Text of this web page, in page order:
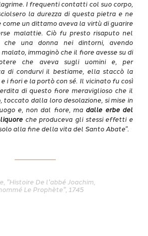
I frequenti contatti col suo corpo,
la durezza di questa pietra e ne
come un dittamo aveva la virtù di guarire
malattie. Ciò fu presto risaputo nel
che una donna nei dintorni, avendo
immaginò che il fiore avesse su di
che aveva sugli uomini e, per
di condurvi il bestiame, ella staccò la
i fiori e la portò con sé. Il vicinato fu così
di questo fiore meraviglioso che il
toccato dalla loro desolazione, si mise in
e, non dal fiore, ma dalle erbe del
che produceva gli stessi effetti e
alla fine della vita del Santo Abate”.
"Histoire De l'abbé Joachim,
Le Prophète", 1745